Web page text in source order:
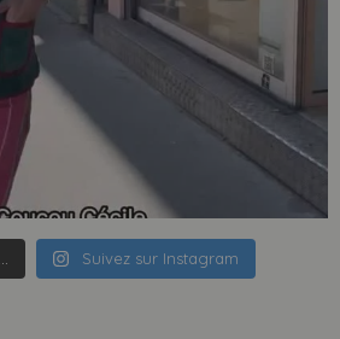
Suivez sur Instagram